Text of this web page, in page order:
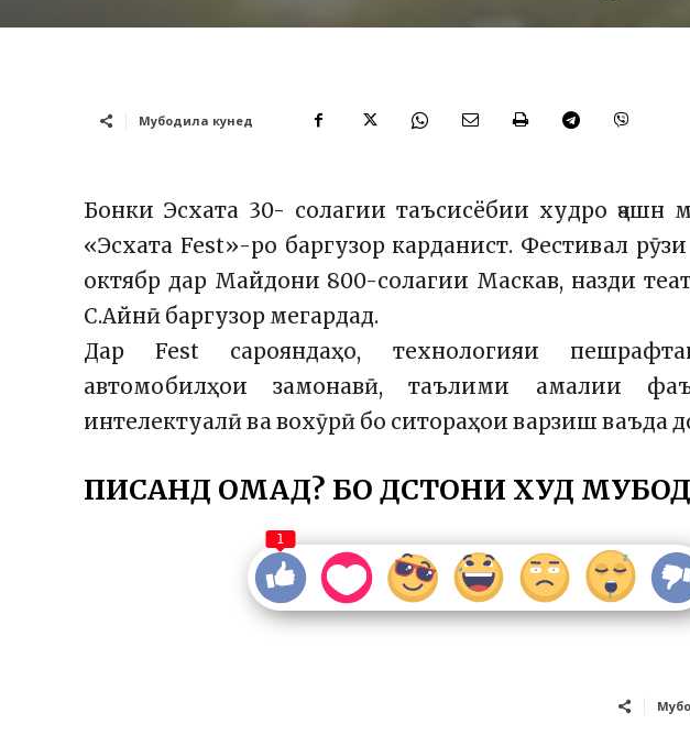
Мубодила кунед
Бонки Эсхата 30- солагии таъсисёбии худро ҷашн
«Эсхата Fest»-ро баргузор карданист. Фестивал
октябр дар Майдони 800-солагии Маскав, назди
С.Айнӣ баргузор мегардад.
Дар Fest сарояндаҳо, технологияи
автомобилҳои замонавӣ, таълими амалии
интелектуалӣ ва вохӯрӣ бо ситораҳои варзиш ваъда
ПИСАНД ОМАД? БО ДӮСТОНИ ХУД
1